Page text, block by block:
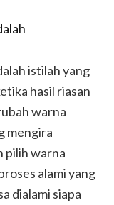
istilah yang
hasil riasan
warna
mengira
pilih warna
alami yang
dialami siapa